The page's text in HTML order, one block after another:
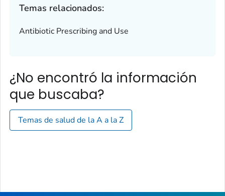
Temas relacionados:
Antibiotic Prescribing and Use
¿No encontró la información
que buscaba?
Temas de salud de la A a la Z